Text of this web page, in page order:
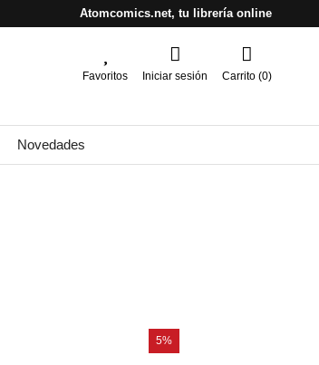
Atomcomics.net, tu librería online
Favoritos Iniciar sesión Carrito (0)
Novedades
5%